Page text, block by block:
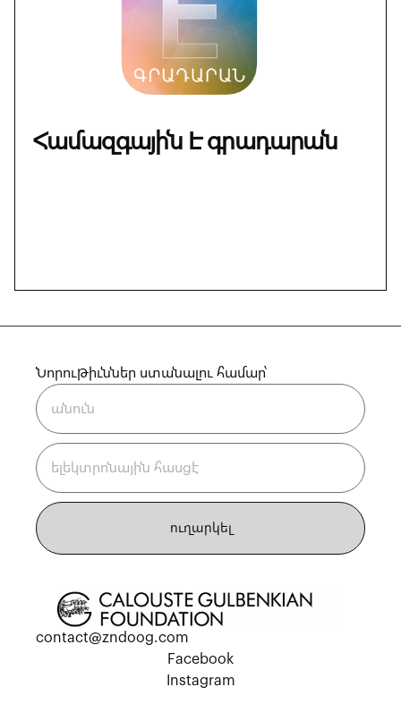
Համազգային Է գրադարան
Նորութիւններ ստանալու համար՝
ուղարկել
contact@zndoog.com
Facebook
Instagram